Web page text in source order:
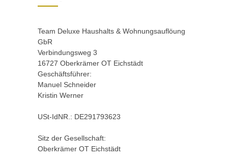
Team Deluxe Haushalts & Wohnungsauflöung
GbR
Verbindungsweg 3
16727 Oberkrämer OT Eichstädt
Geschäftsführer:
Manuel Schneider
Kristin Werner
USt-IdNR.: DE291793623
Sitz der Gesellschaft:
Oberkrämer OT Eichstädt